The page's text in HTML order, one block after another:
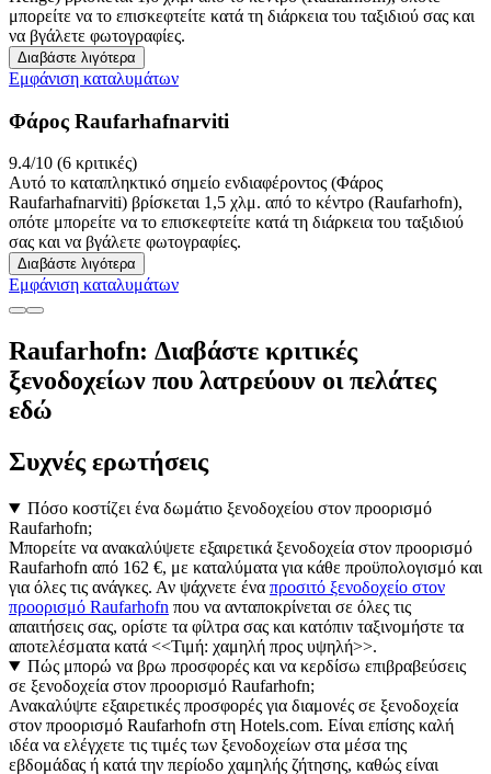
μπορείτε να το επισκεφτείτε κατά τη διάρκεια του ταξιδιού σας και
να βγάλετε φωτογραφίες.
Διαβάστε λιγότερα
Εμφάνιση καταλυμάτων
Φάρος Raufarhafnarviti
9.4/10 (6 κριτικές)
Αυτό το καταπληκτικό σημείο ενδιαφέροντος (Φάρος
Raufarhafnarviti) βρίσκεται 1,5 χλμ. από το κέντρο (Raufarhofn),
οπότε μπορείτε να το επισκεφτείτε κατά τη διάρκεια του ταξιδιού
σας και να βγάλετε φωτογραφίες.
Διαβάστε λιγότερα
Εμφάνιση καταλυμάτων
Raufarhofn: Διαβάστε κριτικές
ξενοδοχείων που λατρεύουν οι πελάτες
εδώ
Συχνές ερωτήσεις
Πόσο κοστίζει ένα δωμάτιο ξενοδοχείου στον προορισμό
Raufarhofn;
Μπορείτε να ανακαλύψετε εξαιρετικά ξενοδοχεία στον προορισμό
Raufarhofn από 162 €, με καταλύματα για κάθε προϋπολογισμό και
για όλες τις ανάγκες. Αν ψάχνετε ένα προσιτό ξενοδοχείο στον
προορισμό Raufarhofn που να ανταποκρίνεται σε όλες τις
απαιτήσεις σας, ορίστε τα φίλτρα σας και κατόπιν ταξινομήστε τα
αποτελέσματα κατά <<Τιμή: χαμηλή προς υψηλή>>.
Πώς μπορώ να βρω προσφορές και να κερδίσω επιβραβεύσεις
σε ξενοδοχεία στον προορισμό Raufarhofn;
Ανακαλύψτε εξαιρετικές προσφορές για διαμονές σε ξενοδοχεία
στον προορισμό Raufarhofn στη Hotels.com. Είναι επίσης καλή
ιδέα να ελέγχετε τις τιμές των ξενοδοχείων στα μέσα της
εβδομάδας ή κατά την περίοδο χαμηλής ζήτησης, καθώς είναι